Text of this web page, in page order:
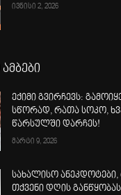
ივნისი 2, 2026
ექიმი გვირჩევს:
სწორად, რათა სოკო,
წარსულში დარჩეს!
მარტი 9, 2026
სახალისო
თქვენი დღის განწყობას